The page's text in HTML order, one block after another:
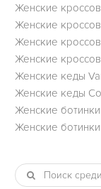
Женские
Женские
Женские
Женские
Женские кеды
Женские кеды
Женские
Женские